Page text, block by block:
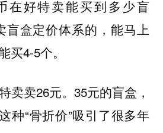
在好特卖能买到多少盲
盲盒定价体系的，能马上
买4-5个。
卖卖26元。35元的盲盒，
种“骨折价”吸引了很多年